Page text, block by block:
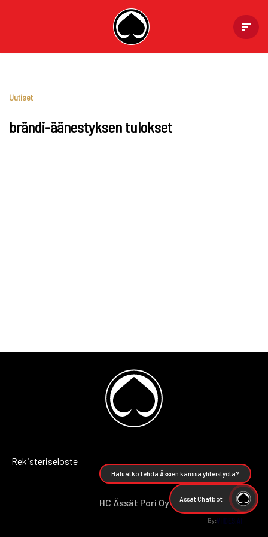
brändi-äänestyksen tulokset
Uutiset
Rekisteriseloste
HC Ässät Pori Oy
Haluatko tehdä Ässien kanssa yhteistyötä?
Ässät Chatbot
By: